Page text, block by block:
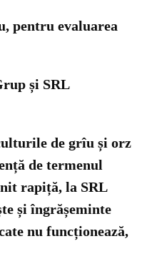
pentru evaluarea
și SRL
de grîu și orz
de termenul
rapiță, la SRL
și îngrășeminte
nu funcționează,